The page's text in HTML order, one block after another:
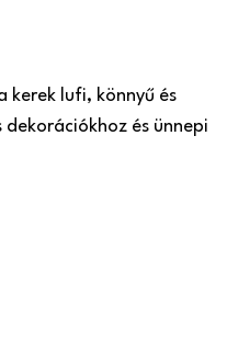
kerek lufi, könnyű és
és ünnepi